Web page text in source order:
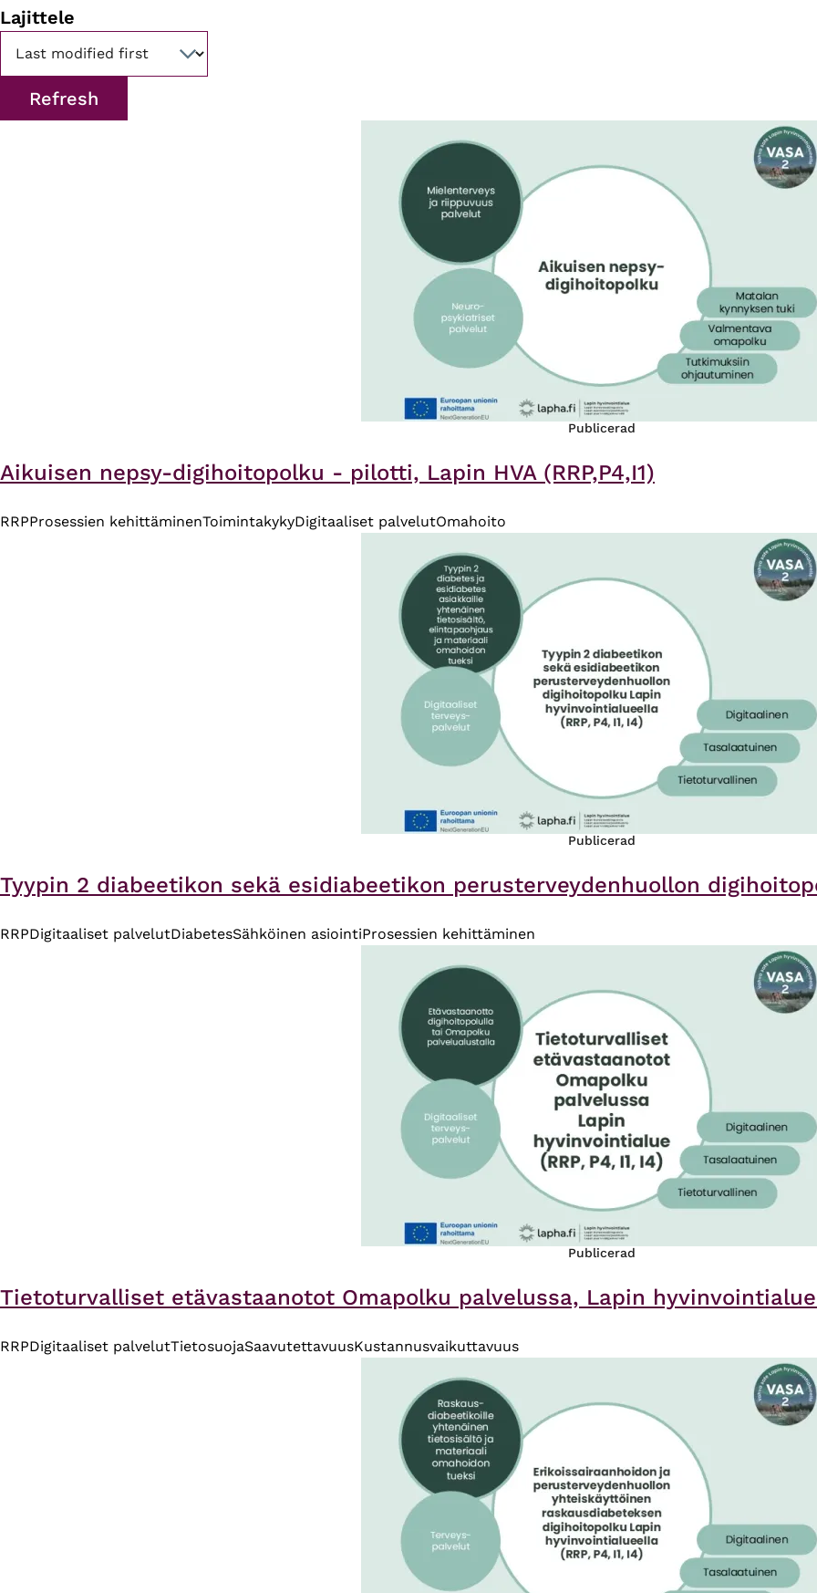
Lajittele
Publicerad
Aikuisen nepsy-digihoitopolku - pilotti, Lapin HVA (RRP,P4,I1)
RRPProsessien kehittäminenToimintakykyDigitaaliset palvelutOmahoito
Publicerad
Tyypin 2 diabeetikon sekä esidiabeetikon perusterveydenhuollon
RRPDigitaaliset palvelutDiabetesSähköinen asiointiProsessien kehittäminen
Publicerad
Tietoturvalliset etävastaanotot Omapolku palvelussa, Lapin hyvinvointialue
RRPDigitaaliset palvelutTietosuojaSaavutettavuusKustannusvaikuttavuus